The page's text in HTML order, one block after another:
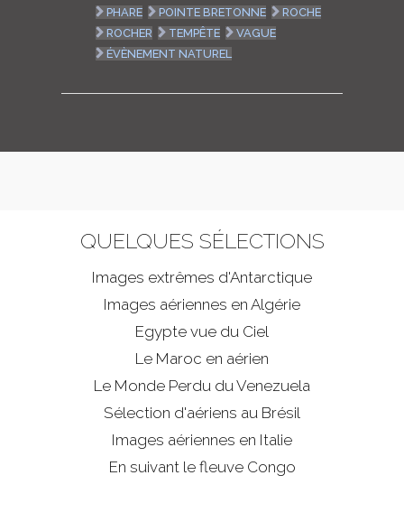
PHARE
POINTE BRETONNE
ROCHE
ROCHER
TEMPÊTE
VAGUE
ÉVÈNEMENT NATUREL
QUELQUES SÉLECTIONS
Images extrêmes d'Antarctique
Images aériennes en Algérie
Egypte vue du Ciel
Le Maroc en aérien
Le Monde Perdu du Venezuela
Sélection d'aériens au Brésil
Images aériennes en Italie
En suivant le fleuve Congo